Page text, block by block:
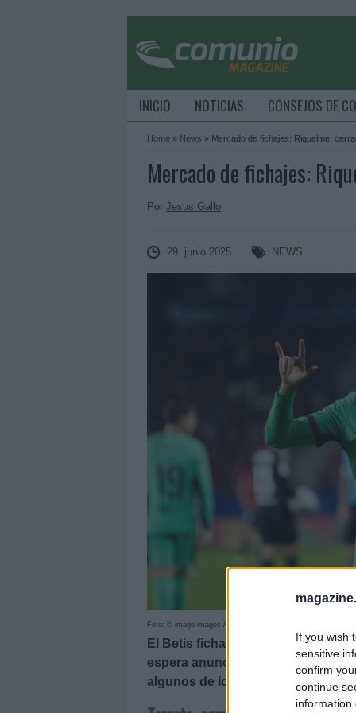
If you wish
sensitive
confirm
continue
information
INICIO NOTICIAS CONSEJOS DE
Home » News » Mercado de fichajes: Riquelme,
Mercado de fichajes:
Por Jesus Gallo
29. junio 2025 NEWS
Foto: © imago images / Pressinphoto
El Betis fichará en los próximos
espera anunciar las
algunos de los últimos